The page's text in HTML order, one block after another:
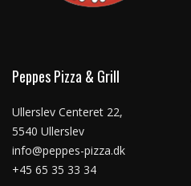
Peppes Pizza & Grill
Ullerslev Centeret 22,
5540 Ullerslev
info@peppes-pizza.dk
+45 65 35 33 34